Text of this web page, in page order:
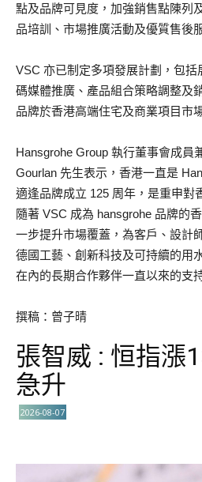
點及品牌可見度，加強銷售點陳列
品培訓、市場推廣活動及優質售後
VSC 亦已制定多項發展計劃，包
碼媒體推廣、產品組合策略調整及
品牌於香港高端住宅及商業項目市
Hansgrohe Group 執行董事會成員
Gourlan 先生表示，香港一直是
適逢品牌成立 125 周年，是重申對
隨著 VSC 成為 hansgrohe 品牌的
一步提升市場覆蓋，為客戶、設計
德國工藝、創新科技及可持續的用
在內的長期合作夥伴一直以來的支
撰稿：曾子晴
張智威 : 恒指漲
急升
2026-08-07